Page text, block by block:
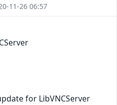
11-26 06:57
for LibVNCServer